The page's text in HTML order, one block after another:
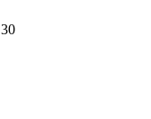
30